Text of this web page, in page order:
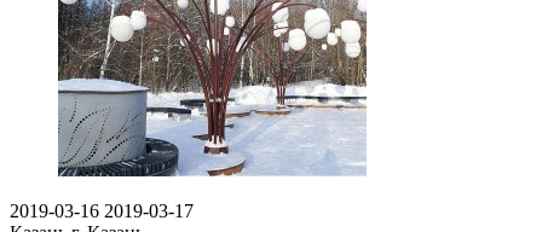
2019-03-16 2019-03-17